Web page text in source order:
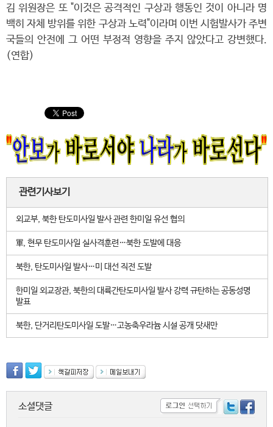
김 위원장은 또 "이것은 공격적인 구상과 행동인 것이 아니라 명
백히 자체 방위를 위한 구상과 노력"이라며 이번 시험발사가 주변
국들의 안전에 그 어떤 부정적 영향을 주지 않았다고 강변했다.
(연합)
관련기사보기
외교부, 북한 탄도미사일 발사 관련 한미일 유선 협의
軍, 현무 탄도미사일 실사격훈련…북한 도발에 대응
북한, 탄도미사일 발사…미 대선 직전 도발
한미일 외교장관, 북한의 대륙간탄도미사일 발사 강력 규탄하는 공동성명
발표
북한, 단거리탄도미사일 도발…고농축우라늄 시설 공개 닷새만
소셜댓글